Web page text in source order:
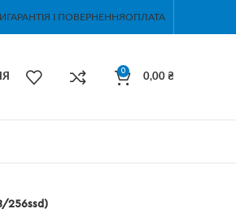
ГАРАНТІЯ І ПОВЕРНЕННЯОПЛАТА
0
0,00 ₴
256ssd)